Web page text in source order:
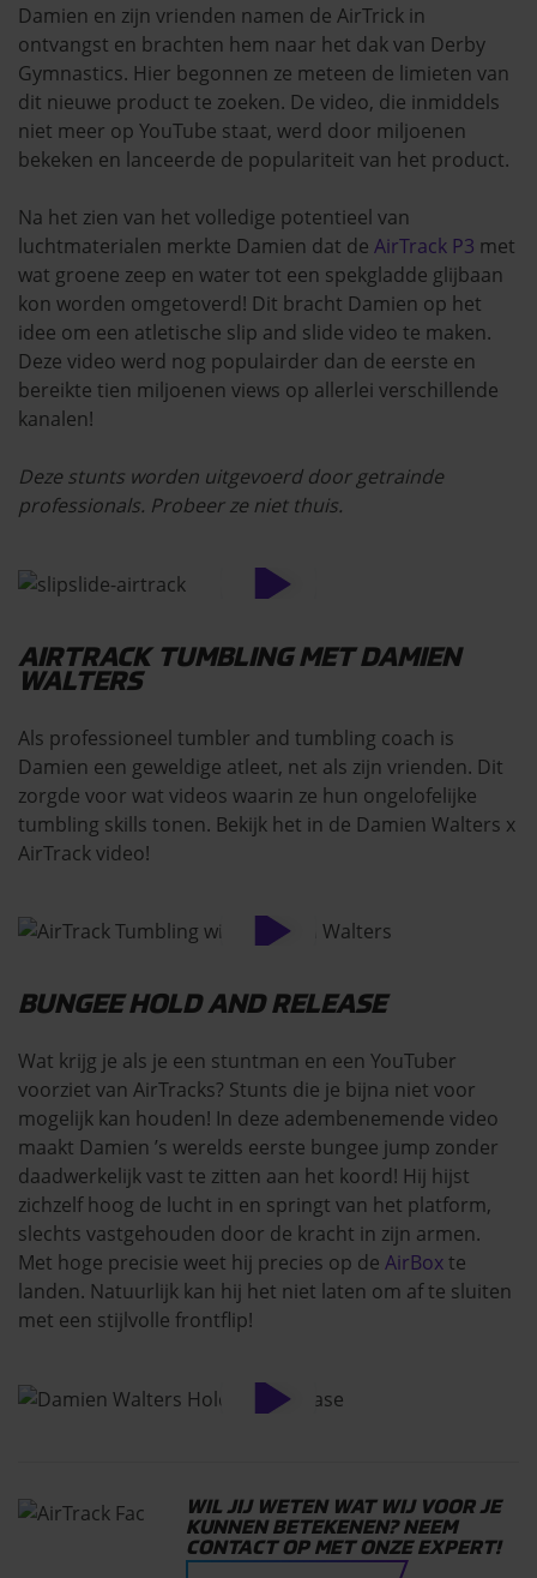
Damien en zijn vrienden namen de AirTrick in
ontvangst en brachten hem naar het dak van Derby
Gymnastics. Hier begonnen ze meteen de limieten van
dit nieuwe product te zoeken. De video, die inmiddels
niet meer op YouTube staat, werd door miljoenen
bekeken en lanceerde de populariteit van het product.
Na het zien van het volledige potentieel van
luchtmaterialen merkte Damien dat de AirTrack P3 met
wat groene zeep en water tot een spekgladde glijbaan
kon worden omgetoverd! Dit bracht Damien op het
idee om een atletische slip and slide video te maken.
Deze video werd nog populairder dan de eerste en
bereikte tien miljoenen views op allerlei verschillende
kanalen!
Deze stunts worden uitgevoerd door getrainde
professionals. Probeer ze niet thuis.
AIRTRACK TUMBLING MET DAMIEN
WALTERS
Als professioneel tumbler and tumbling coach is
Damien een geweldige atleet, net als zijn vrienden. Dit
zorgde voor wat videos waarin ze hun ongelofelijke
tumbling skills tonen. Bekijk het in de Damien Walters x
AirTrack video!
BUNGEE HOLD AND RELEASE
Wat krijg je als je een stuntman en een YouTuber
voorziet van AirTracks? Stunts die je bijna niet voor
mogelijk kan houden! In deze adembenemende video
maakt Damien ’s werelds eerste bungee jump zonder
daadwerkelijk vast te zitten aan het koord! Hij hijst
zichzelf hoog de lucht in en springt van het platform,
slechts vastgehouden door de kracht in zijn armen.
Met hoge precisie weet hij precies op de AirBoxte
landen. Natuurlijk kan hij het niet laten om af te sluiten
met een stijlvolle frontflip!
WIL JIJ WETEN WAT WIJ VOOR JE
KUNNEN BETEKENEN? NEEM
CONTACT OP MET ONZE EXPERT!